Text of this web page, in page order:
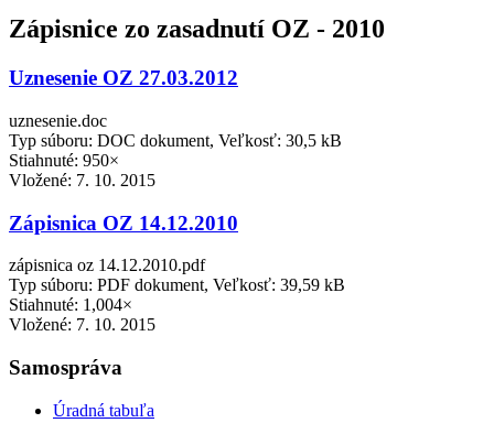
Zápisnice zo zasadnutí OZ - 2010
Uznesenie OZ 27.03.2012
uznesenie.doc
Typ súboru: DOC dokument, Veľkosť: 30,5 kB
Stiahnuté: 950×
Vložené: 7. 10. 2015
Zápisnica OZ 14.12.2010
zápisnica oz 14.12.2010.pdf
Typ súboru: PDF dokument, Veľkosť: 39,59 kB
Stiahnuté: 1,004×
Vložené: 7. 10. 2015
Samospráva
Úradná tabuľa